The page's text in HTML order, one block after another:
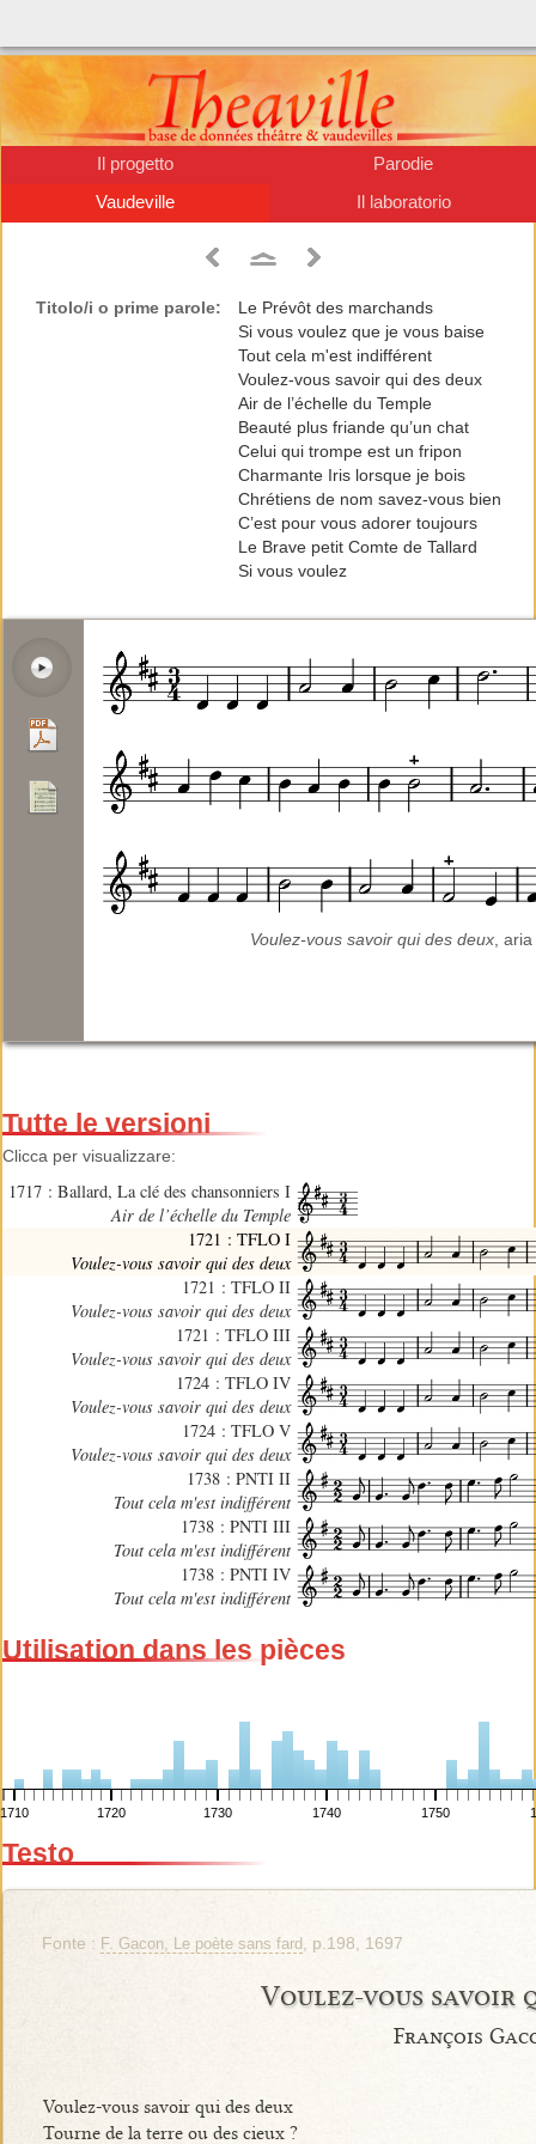
Il progetto
Parodie
Vaudeville
Il laboratorio
Titolo/i o prime parole:
Le Prévôt des marchands
Si vous voulez que je vous baise
Tout cela m'est indifférent
Voulez-vous savoir qui des deux
Air de l’échelle du Temple
Beauté plus friande qu’un chat
Celui qui trompe est un fripon
Charmante Iris lorsque je bois
Chrétiens de nom savez-vous bien
C’est pour vous adorer toujours
Le Brave petit Comte de Tallard
Si vous voulez
Voulez-vous savoir qui des deux,
Tutte le versioni
Clicca per visualizzare:
1717 : Ballard, La clé des chansonniers I
Air de l’échelle du Temple
1721 : TFLO I
Voulez-vous savoir qui des deux
1721 : TFLO II
Voulez-vous savoir qui des deux
1721 : TFLO III
Voulez-vous savoir qui des deux
1724 : TFLO IV
Voulez-vous savoir qui des deux
1724 : TFLO V
Voulez-vous savoir qui des deux
1738 : PNTI II
Tout cela m'est indifférent
1738 : PNTI III
Tout cela m'est indifférent
1738 : PNTI IV
Tout cela m'est indifférent
Utilisation dans les pièces
1710 1720 1730 1740 1750
Testo
Fonte : F. Gacon, Le poète sans fard , p.198, 1697
Voulez-vous savoir
François
Voulez-vous savoir qui des deux
Tourne de la terre ou des cieux ?